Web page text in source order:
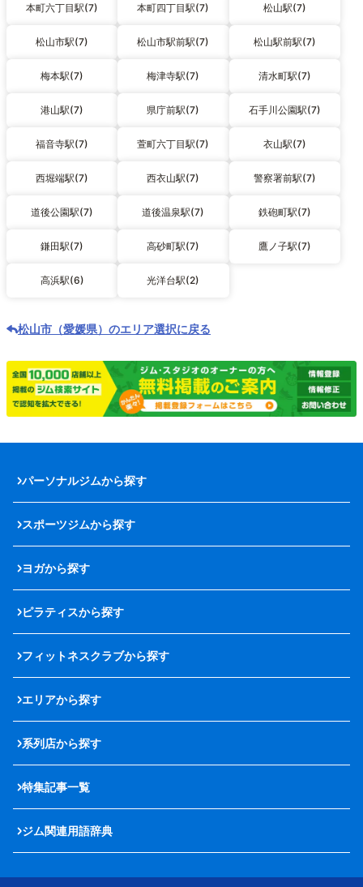
本町六丁目駅(7) 本町四丁目駅(7) 松山駅(7)
松山市駅(7) 松山市駅前駅(7) 松山駅前駅(7)
梅本駅(7) 梅津寺駅(7) 清水町駅(7)
港山駅(7) 県庁前駅(7) 石手川公園駅(7)
福音寺駅(7) 萱町六丁目駅(7) 衣山駅(7)
西堀端駅(7) 西衣山駅(7) 警察署前駅(7)
道後公園駅(7) 道後温泉駅(7) 鉄砲町駅(7)
鎌田駅(7) 高砂町駅(7) 鷹ノ子駅(7)
高浜駅(6) 光洋台駅(2)
松山市（愛媛県）のエリア選択に戻る
パーソナルジムから探す
スポーツジムから探す
ヨガから探す
ピラティスから探す
フィットネスクラブから探す
エリアから探す
系列店から探す
特集記事一覧
ジム関連用語辞典